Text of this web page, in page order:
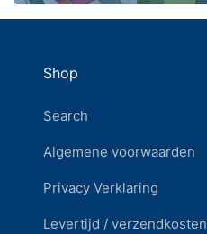
Shop
Search
Algemene voorwaarden
Privacy Verklaring
Levertijd / verzendkosten